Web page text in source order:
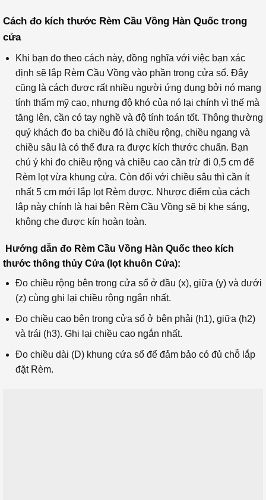
Cách đo kích thước Rèm Cầu Vồng Hàn Quốc trong
cửa
Khi bạn đo theo cách này, đồng nghĩa với việc bạn xác
định sẽ lắp Rèm Cầu Vồng vào phần trong cửa sổ. Đây
cũng là cách được rất nhiều người ứng dụng bởi nó mang
tính thẩm mỹ cao, nhưng độ khó của nó lại chính vì thế mà
tăng lên, cần có tay nghề và độ tính toán tốt. Thông thường
quý khách đo ba chiều đó là chiều rộng, chiều ngang và
chiều sâu là có thể đưa ra được kích thước chuẩn. Bạn
chú ý khi đo chiều rộng và chiều cao cần trừ đi 0,5 cm để
Rèm lọt vừa khung cửa. Còn đối với chiều sâu thì cần ít
nhất 5 cm mới lắp lọt Rèm được. Nhược điểm của cách
lắp này chính là hai bên Rèm Cầu Vồng sẽ bị khe sáng,
không che được kín hoàn toàn.
Hướng dẫn đo Rèm Cầu Vồng Hàn Quốc theo kích
thước thông thủy Cửa (lọt khuôn Cửa):
Đo chiều rộng bên trong cửa sổ ở đầu (x), giữa (y) và dưới
(z) cùng ghi lại chiều rộng ngắn nhất.
Đo chiều cao bên trong cửa sổ ở bên phải (h1), giữa (h2)
và trái (h3). Ghi lại chiều cao ngắn nhất.
Đo chiều dài (D) khung cứa sổ để đảm bảo có đủ chỗ lắp
đặt Rèm.